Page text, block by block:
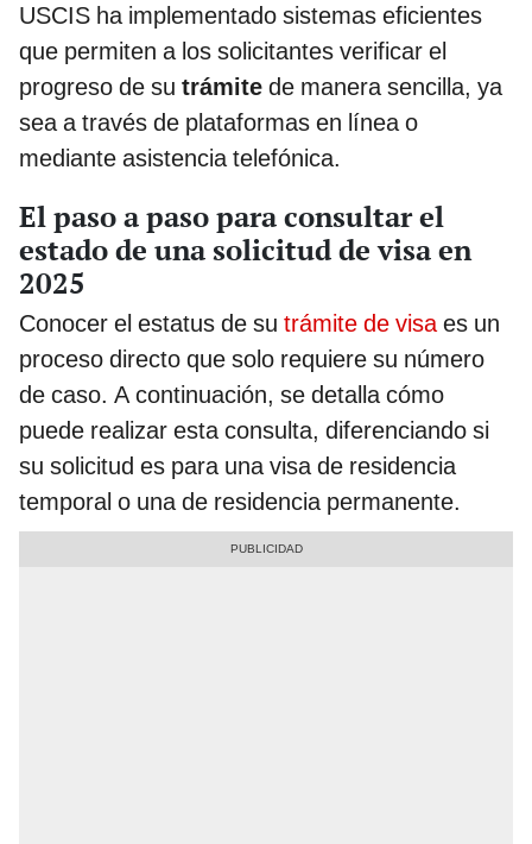
USCIS ha implementado sistemas eficientes
que permiten a los solicitantes verificar el
progreso de su trámite de manera sencilla, ya
sea a través de plataformas en línea o
mediante asistencia telefónica.
El paso a paso para consultar el
estado de una solicitud de visa en
2025
Conocer el estatus de su trámite de visaes un
proceso directo que solo requiere su número
de caso. A continuación, se detalla cómo
puede realizar esta consulta, diferenciando si
su solicitud es para una visa de residencia
temporal o una de residencia permanente.